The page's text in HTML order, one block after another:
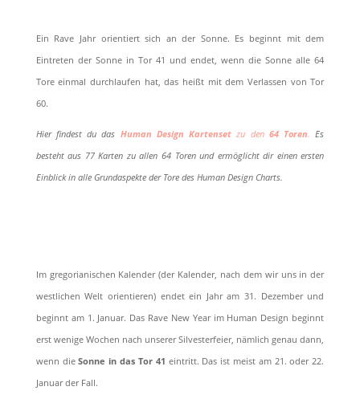
Ein Rave Jahr orientiert sich an der Sonne. Es beginnt mit dem
Eintreten der Sonne in Tor 41 und endet, wenn die Sonne alle 64
Tore einmal durchlaufen hat, das heißt mit dem Verlassen von Tor
60.
Hier findest du das Human Design Kartenset zu den64 Toren
Es
besteht aus 77 Karten zu allen 64 Toren und ermöglicht dir einen ersten
Einblick in alle Grundaspekte der Tore des Human Design Charts.
Im gregorianischen Kalender (der Kalender, nach dem wir uns in der
westlichen Welt orientieren) endet ein Jahr am 31. Dezember und
beginnt am 1. Januar. Das Rave New Year im Human Design beginnt
erst wenige Wochen nach unserer Silvesterfeier, nämlich genau dann,
wenn dieSonne in das Tor 41 eintritt. Das ist meist am 21. oder 22.
Januar der Fall.